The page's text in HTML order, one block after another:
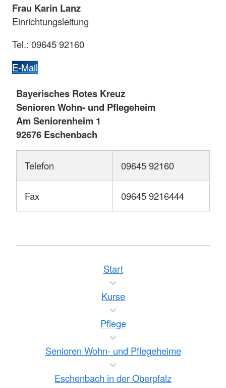
Frau Karin Lanz
Einrichtungsleitung
Tel.: 09645 92160
E-Mail
Bayerisches Rotes Kreuz
Senioren Wohn- und Pflegeheim
Am Seniorenheim 1
92676 Eschenbach
Telefon 09645 92160
Fax 09645 9216444
Start
Kurse
Pflege
Senioren Wohn- und Pflegeheime
Eschenbach in der Oberpfalz